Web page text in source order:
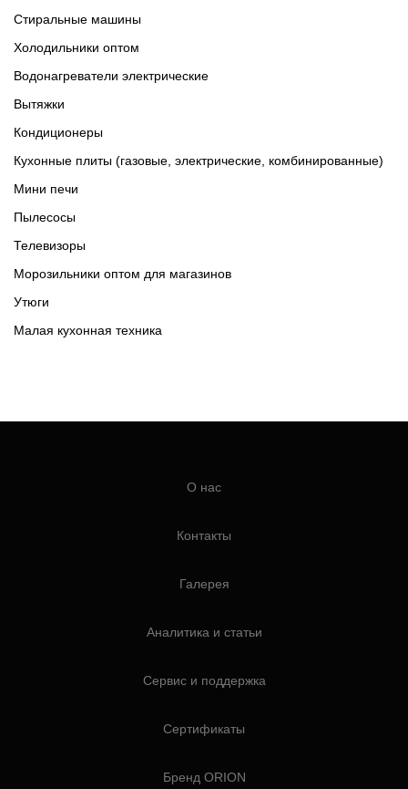
Cтиральные машины
Холодильники оптом
Водонагреватели электрические
Вытяжки
Кондиционеры
Кухонные плиты (газовые, электрические, комбинированные)
Мини печи
Пылесосы
Телевизоры
Морозильники оптом для магазинов
Утюги
Малая кухонная техника
О нас
Контакты
Галерея
Аналитика и статьи
Сервис и поддержка
Сертификаты
Бренд ORION